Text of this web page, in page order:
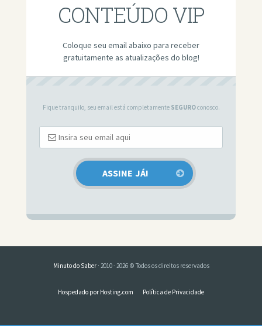
CONTEÚDO VIP
Coloque seu email abaixo para receber
gratuitamente as atualizações do blog!
Fique tranquilo, seu email está completamente SEGUROconosco.
Minuto do Saber· 2010 - 2026 © Todos os direitos reservados
Hospedado por Hosting.com Política de Privacidade